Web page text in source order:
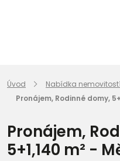
Úvod
Nabídka
Pronájem, Rodinné domy,
Pronájem,
5+1,140 m² -